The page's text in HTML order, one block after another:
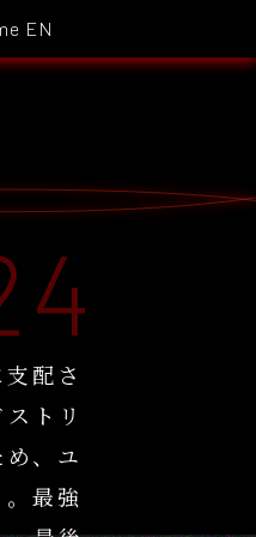
EN
配さ
トリ
、ユ
最強